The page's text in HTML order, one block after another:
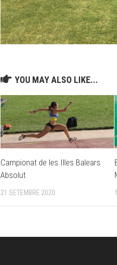
YOU MAY ALSO LIKE...
Campionat de les Illes Balears
Absolut
21 SETEMBRE 2020